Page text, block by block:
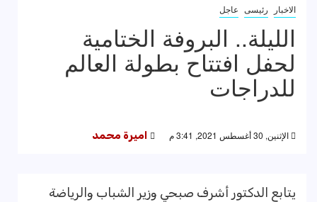
الاخبار رئيسى عاجل
الليلة.. البروفة الختامية
لحفل افتتاح بطولة العالم
للدراجات
الإثنين, 30 أغسطس 2021, 3:41 م اميرة محمد
يتابع الدكتور أشرف صبحي وزير الشباب والرياضة